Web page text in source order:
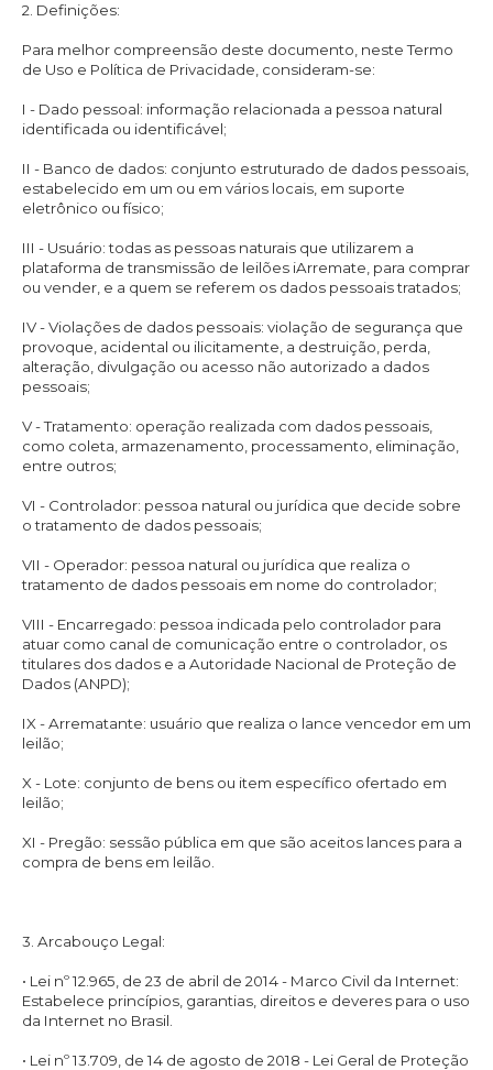
2. Definições:
Para melhor compreensão deste documento, neste Termo
de Uso e Política de Privacidade, consideram-se:
I - Dado pessoal: informação relacionada a pessoa natural
identificada ou identificável;
II - Banco de dados: conjunto estruturado de dados pessoais,
estabelecido em um ou em vários locais, em suporte
eletrônico ou físico;
III - Usuário: todas as pessoas naturais que utilizarem a
plataforma de transmissão de leilões iArremate, para comprar
ou vender, e a quem se referem os dados pessoais tratados;
IV - Violações de dados pessoais: violação de segurança que
provoque, acidental ou ilicitamente, a destruição, perda,
alteração, divulgação ou acesso não autorizado a dados
pessoais;
V - Tratamento: operação realizada com dados pessoais,
como coleta, armazenamento, processamento, eliminação,
entre outros;
VI - Controlador: pessoa natural ou jurídica que decide sobre
o tratamento de dados pessoais;
VII - Operador: pessoa natural ou jurídica que realiza o
tratamento de dados pessoais em nome do controlador;
VIII - Encarregado: pessoa indicada pelo controlador para
atuar como canal de comunicação entre o controlador, os
titulares dos dados e a Autoridade Nacional de Proteção de
Dados (ANPD);
IX - Arrematante: usuário que realiza o lance vencedor em um
leilão;
X - Lote: conjunto de bens ou item específico ofertado em
leilão;
XI - Pregão: sessão pública em que são aceitos lances para a
compra de bens em leilão.
3. Arcabouço Legal:
• Lei nº 12.965, de 23 de abril de 2014 - Marco Civil da Internet:
Estabelece princípios, garantias, direitos e deveres para o uso
da Internet no Brasil.
• Lei nº 13.709, de 14 de agosto de 2018 - Lei Geral de Proteção